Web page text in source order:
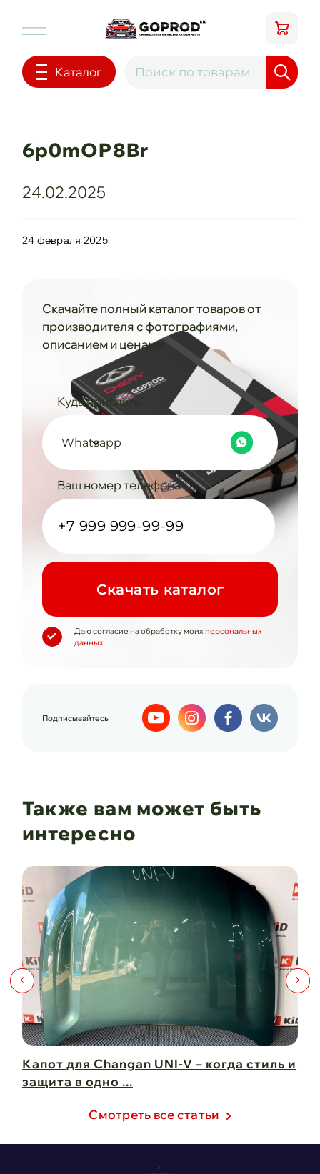
Каталог
6p0mOP8Br
24.02.2025
24 февраля 2025
Скачайте полный каталог товаров от
производителя с фотографиями,
описанием и ценами
Куда прислать?
Whatsapp
Ваш номер телефона
Cкачать каталог
Даю согласие на обработку моих персональных
данных
Подписывайтесь
Также вам может быть
интересно
Капот для Changan UNI-V – когда стиль и
защита в одно ...
Cмотреть все статьи